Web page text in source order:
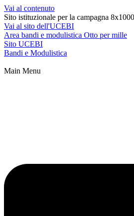
Vai al contenuto
Sito istituzionale per la campagna
Vai al sito dell'UCEBI
Area bandi e modulistica Otto per mille
Sito UCEBI
Bandi e Modulistica
Main Menu